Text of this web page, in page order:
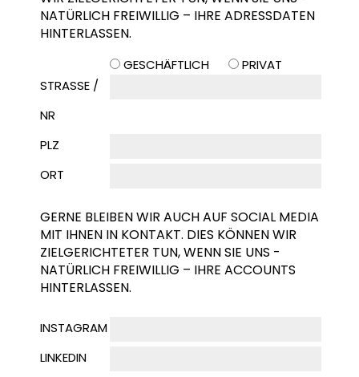
NATÜRLICH FREIWILLIG – IHRE ADRESSDATEN
HINTERLASSEN.
GESCHÄFTLICH
PRIVAT
STRASSE / N
R
PLZ
ORT
GERNE BLEIBEN WIR AUCH AUF SOCIAL MEDIA
MIT IHNEN IN KONTAKT. DIES KÖNNEN WIR
ZIELGERICHTETER TUN, WENN SIE UNS -
NATÜRLICH FREIWILLIG – IHRE ACCOUNTS
HINTERLASSEN.
INSTAGRAM
LINKEDIN